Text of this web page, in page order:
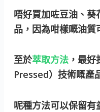
唔好買加咗豆油、
品，因為咁樣嘅油質
至於萃取方法 ，最
Pressed）技術嘅產
呢種方法可以保留